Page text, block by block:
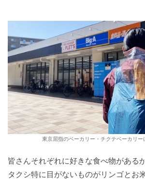
東京屈指のベーカリー・チクテベーカリー
皆さんそれぞれに好きな食べ物がある
タクシ特に目がないものがリンゴとお